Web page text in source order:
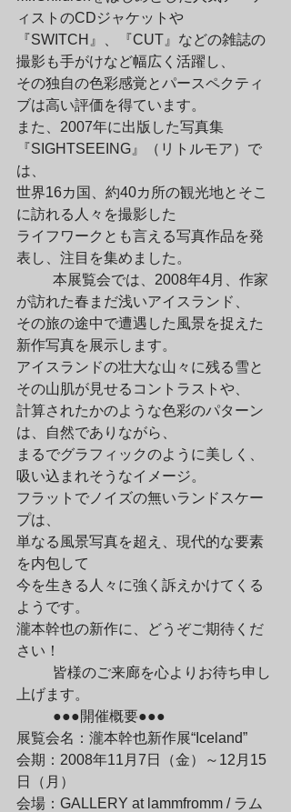
ィストのCDジャケットや
『SWITCH』、『CUT』などの雑誌の
撮影も手がけなど幅広く活躍し、
その独自の色彩感覚とパースペクティ
ブは高い評価を得ています。
また、2007年に出版した写真集
『SIGHTSEEING』（リトルモア）で
は、
世界16カ国、約40カ所の観光地とそこ
に訪れる人々を撮影した
ライフワークとも言える写真作品を発
表し、注目を集めました。
が訪れた春まだ浅いアイスランド、
その旅の途中で遭遇した風景を捉えた
新作写真を展示します。
アイスランドの壮大な山々に残る雪と
その山肌が見せるコントラストや、
計算されたかのような色彩のパターン
は、自然でありながら、
まるでグラフィックのように美しく、
吸い込まれそうなイメージ。
フラットでノイズの無いランドスケー
プは、
単なる風景写真を超え、現代的な要素
を内包して
今を生きる人々に強く訴えかけてくる
ようです。
瀧本幹也の新作に、どうぞご期待くだ
さい！
上げます。
展覧会名：瀧本幹也新作展“Iceland”
会期：2008年11月7日（金）～12月15
日（月）
会場：GALLERY at lammfromm / ラム